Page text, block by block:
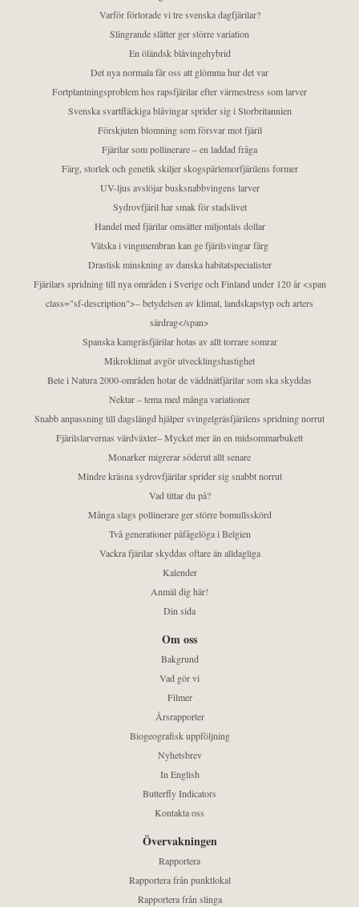
Varför förlorade vi tre svenska dagfjärilar?
Slingrande slåtter ger större variation
En öländsk blåvingehybrid
Det nya normala får oss att glömma hur det var
Fortplantningsproblem hos rapsfjärilar efter värmestress som larver
Svenska svartfläckiga blåvingar sprider sig i Storbritannien
Förskjuten blomning som försvar mot fjäril
Fjärilar som pollinerare – en laddad fråga
Färg, storlek och genetik skiljer skogspärlemorfjärilens former
UV-ljus avslöjar busksnabbvingens larver
Sydrovfjäril har smak för stadslivet
Handel med fjärilar omsätter miljontals dollar
Vätska i vingmembran kan ge fjärilsvingar färg
Drastisk minskning av danska habitatspecialister
Fjärilars spridning till nya områden i Sverige och Finland under 120 år <span
class="sf-description">– betydelsen av klimat, landskapstyp och arters
särdrag</span>
Spanska kamgräsfjärilar hotas av allt torrare somrar
Mikroklimat avgör utvecklingshastighet
Bete i Natura 2000-områden hotar de väddnätfjärilar som ska skyddas
Nektar – tema med många variationer
Snabb anpassning till dagslängd hjälper svingelgräsfjärilens spridning norrut
Fjärilslarvernas värdväxter– Mycket mer än en midsommarbukett
Monarker migrerar söderut allt senare
Mindre kräsna sydrovfjärilar sprider sig snabbt norrut
Vad tittar du på?
Många slags pollinerare ger större bomullsskörd
Två generationer påfågelöga i Belgien
Vackra fjärilar skyddas oftare än alldagliga
Kalender
Anmäl dig här!
Din sida
Om oss
Bakgrund
Vad gör vi
Filmer
Årsrapporter
Biogeografisk uppföljning
Nyhetsbrev
In English
Butterfly Indicators
Kontakta oss
Övervakningen
Rapportera
Rapportera från punktlokal
Rapportera från slinga